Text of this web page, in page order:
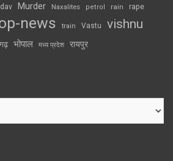
Murder Naxalites petrol rain rape
news train Vastu vishnu
भोपाल मध्य प्रदेश रायपुर